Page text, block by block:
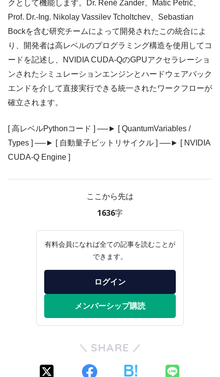
クとして機能します。Dr. René Zander、Matic Petrič、
Prof. Dr.-Ing. Nikolay Vassilev Tcholtchev、Sebastian
Bockを含む研究チームによって開発されたこの統合によ
り、開発者は高レベルのプログラミング構造を使用してコ
ードを記述し、NVIDIA CUDA-QのGPUアクセラレーショ
ンされたシミュレーションエンジンとハードウェアバック
エンドを介して直接実行できる統一されたワークフローが
確立されます。
[ 高レベルPythonコード ] ──► [ QuantumVariables /
Types ] ──► [ 自動量子ビットリサイクル ] ──► [ NVIDIA
CUDA-Q Engine ]
ここから先は
1636字
有料会員になれば全ての記事を読むことが
できます。
ログイン
メンバーシップ購読
SHARE